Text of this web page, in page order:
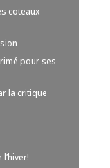
coteaux
pour ses
la critique